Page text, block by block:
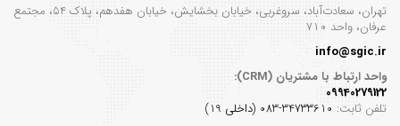
تهران، سعادت‌آباد، سروغربی، خیابان بخشایش، خیابان هفدهم، پلاک ۵۴، مجتمع
عرفان، واحد ۷۱۰
info@sgic.ir
واحد ارتباط با مشتریان (CRM):
09940279122
تلفن ثابت: 34733610-083 (داخلی 19)